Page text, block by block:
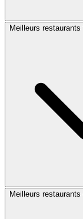
Meilleurs
Meilleurs